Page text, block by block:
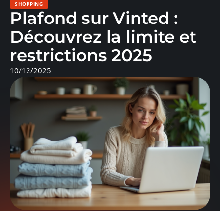
SHOPPING
Plafond sur Vinted :
Découvrez la limite et
restrictions 2025
10/12/2025